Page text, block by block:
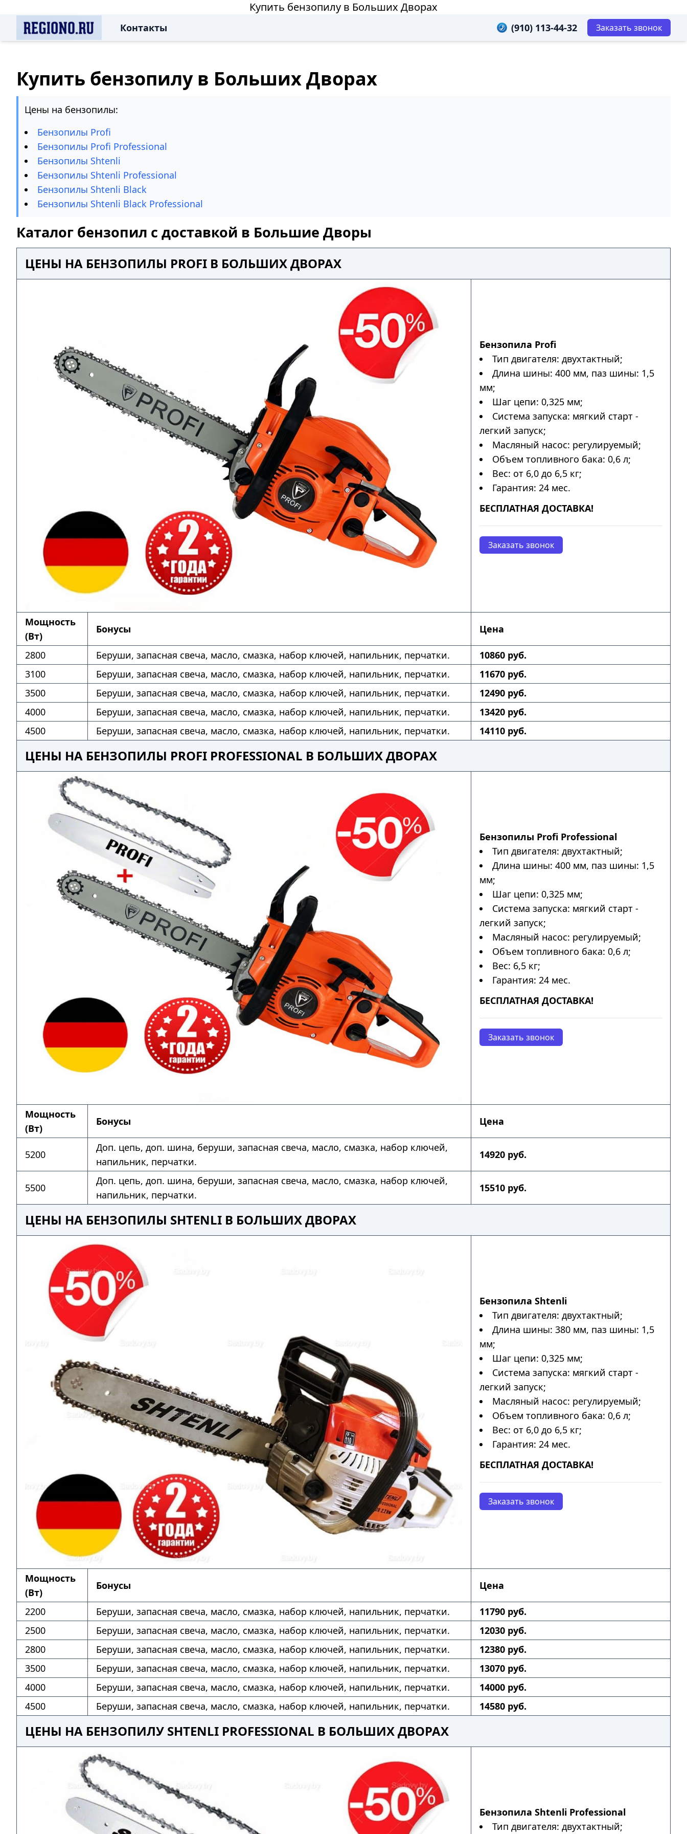
Купить бензопилу в Больших Дворах
Контакты (910) 113-44-32 Заказать звонок
Купить бензопилу в Больших Дворах
Цены на бензопилы:
Бензопилы Profi
Бензопилы Profi Professional
Бензопилы Shtenli
Бензопилы Shtenli Professional
Бензопилы Shtenli Black
Бензопилы Shtenli Black Professional
Каталог бензопил с доставкой в Большие Дворы
ЦЕНЫ НА БЕНЗОПИЛЫ PROFI В БОЛЬШИХ ДВОРАХ
Бензопила Profi
Тип двигателя: двухтактный;
Длина шины: 400 мм, паз шины: 1,5
мм;
Шаг цепи: 0,325 мм;
Система запуска: мягкий старт -
легкий запуск;
Масляный насос: регулируемый;
Объем топливного бака: 0,6 л;
Вес: от 6,0 до 6,5 кг;
Гарантия: 24 мес.
БЕСПЛАТНАЯ ДОСТАВКА!
Заказать звонок
Мощность
(Вт)
Бонусы Цена
2800 Беруши, запасная свеча, масло, смазка, набор ключей, напильник, перчатки.
10860 руб.
3100
Беруши, запасная свеча, масло, смазка, набор ключей, напильник, перчатки.
11670 руб.
3500
Беруши, запасная свеча, масло, смазка, набор ключей, напильник, перчатки.
12490 руб.
4000
Беруши, запасная свеча, масло, смазка, набор ключей, напильник, перчатки.
13420 руб.
4500
Беруши, запасная свеча, масло, смазка, набор ключей, напильник, перчатки. 14110 руб.
ЦЕНЫ НА БЕНЗОПИЛЫ PROFI PROFESSIONAL В БОЛЬШИХ ДВОРАХ
Бензопилы Profi Professional
Тип двигателя: двухтактный;
Длина шины: 400 мм, паз шины: 1,5
мм;
Шаг цепи: 0,325 мм;
Система запуска: мягкий старт -
легкий запуск;
Масляный насос: регулируемый;
Объем топливного бака: 0,6 л;
Вес: 6,5 кг;
Гарантия: 24 мес.
БЕСПЛАТНАЯ ДОСТАВКА!
Заказать звонок
Мощность
(Вт)
Бонусы Цена
5200
Доп. цепь, доп. шина, беруши, запасная свеча, масло, смазка, набор ключей,
напильник, перчатки.
14920 руб.
5500
Доп. цепь, доп. шина, беруши, запасная свеча, масло, смазка, набор ключей,
напильник, перчатки.
15510 руб.
ЦЕНЫ НА БЕНЗОПИЛЫ SHTENLI В БОЛЬШИХ ДВОРАХ
Бензопила Shtenli
Тип двигателя: двухтактный;
Длина шины: 380 мм, паз шины: 1,5
мм;
Шаг цепи: 0,325 мм;
Система запуска: мягкий старт -
легкий запуск;
Масляный насос: регулируемый;
Объем топливного бака: 0,6 л;
Вес: от 6,0 до 6,5 кг;
Гарантия: 24 мес.
БЕСПЛАТНАЯ ДОСТАВКА!
Заказать звонок
Мощность
(Вт)
Бонусы Цена
2200 Беруши, запасная свеча, масло, смазка, набор ключей, напильник, перчатки.
11790 руб.
2500
Беруши, запасная свеча, масло, смазка, набор ключей, напильник, перчатки.
12030 руб.
2800
Беруши, запасная свеча, масло, смазка, набор ключей, напильник, перчатки.
12380 руб.
3500
Беруши, запасная свеча, масло, смазка, набор ключей, напильник, перчатки.
13070 руб.
4000
Беруши, запасная свеча, масло, смазка, набор ключей, напильник, перчатки.
14000 руб.
4500
Беруши, запасная свеча, масло, смазка, набор ключей, напильник, перчатки. 14580 руб.
ЦЕНЫ НА БЕНЗОПИЛУ SHTENLI PROFESSIONAL В БОЛЬШИХ ДВОРАХ
Бензопила Shtenli Professional
Тип двигателя: двухтактный;